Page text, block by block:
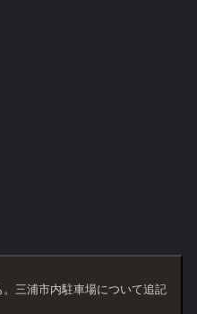
。三浦市内駐車場について追記